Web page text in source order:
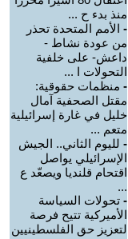
منذ بدء ح ...
- الأمم المتحدة تحذر
من عودة نشاط -
داعش- على خلفية
التحولات ا ...
- منظمات حقوقية:
مقتل الصحفية آمال
خليل في غارة إسرائيلية
متعم ...
- لليوم الثاني.. الجيش
الإسرائيلي يواصل
اقتحام قلنديا ويصعّد ع
...
- تحولات السياسة
الأميركية تتيح فرصة
لتعزيز حق الفلسطينيين